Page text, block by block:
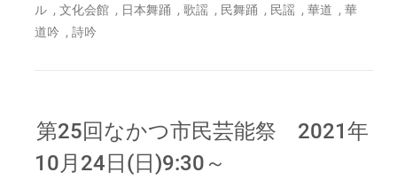
ル , 文化会館 , 日本舞踊 , 歌謡 , 民舞踊 , 民謡 , 華道 , 華
道吟 , 詩吟
第25回なかつ市民芸能祭 2021年
10月24日(日)9:30～